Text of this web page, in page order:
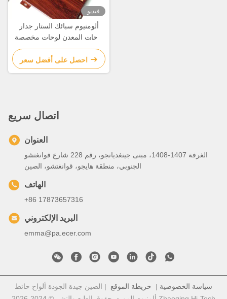
فيديو
ألومنيوم سبائك الستار جدار
لوحات المعدن لوحات مخصصة
الحافة
احصل على أفضل سعر
اتصال سريع
العنوان
الغرفة 1407-1408، مبنى جينغديانجو، رقم 228 شارع قوانغتشو
الجنوبي، منطقة هايجو، قوانغتشو، الصين
الهاتف
+86 17873657316
البريد الإلكتروني
emma@pa.ecer.com
سياسة الخصوصية | خريطة الموقع | الصين جيدة الجودة ألواح حائط